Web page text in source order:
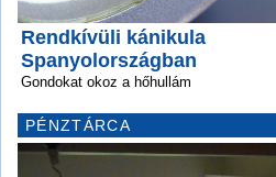
Rendkívüli kánikula
Spanyolországban
Gondokat okoz a hőhullám
PÉNZTÁRCA